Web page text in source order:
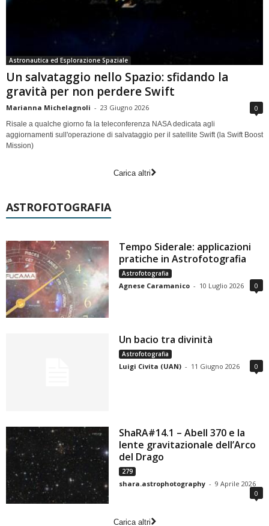
Astronautica ed Esplorazione Spaziale
Un salvataggio nello Spazio: sfidando la
gravità per non perdere Swift
Marianna Michelagnoli - 23 Giugno 2026 0
Risale a qualche giorno fa la teleconferenza NASA dedicata agli
aggiornamenti sull'operazione di salvataggio per il satellite Swift (la Swift Boost
Mission)
Carica altri
ASTROFOTOGRAFIA
Tempo Siderale: applicazioni
pratiche in Astrofotografia
Astrofotografia
Agnese Caramanico - 10 Luglio 2026 0
Un bacio tra divinità
Astrofotografia
Luigi Civita (UAN) - 11 Giugno 2026 0
ShaRA#14.1 – Abell 370 e la
lente gravitazionale dell’Arco
del Drago
279
shara.astrophotography - 9 Aprile 2026
0
Carica altri